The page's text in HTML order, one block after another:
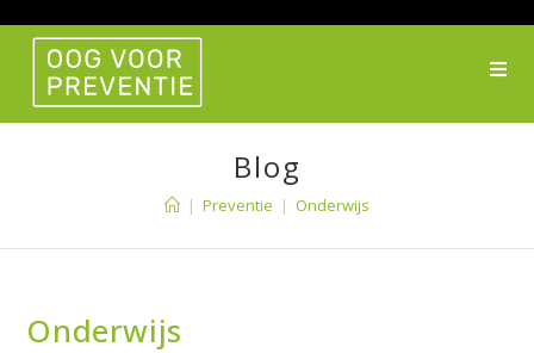
naar
inhoud
Blog
| Preventie | Onderwijs
Onderwijs